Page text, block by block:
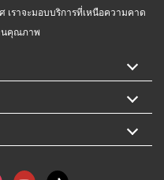
เราจะมอบบริการที่เหนือความคาด
นคุณภาพ